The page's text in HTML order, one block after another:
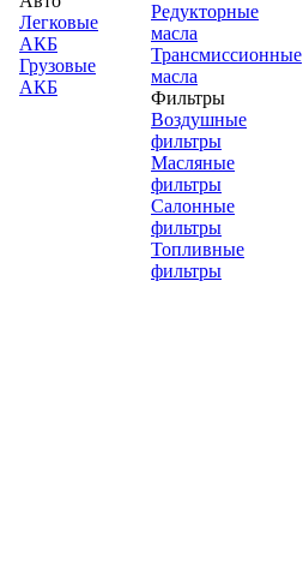
Легковые
АКБ
Грузовые
АКБ
Редукторные
масла
Трансмиссионные
масла
Фильтры
Воздушные
фильтры
Масляные
фильтры
Салонные
фильтры
Топливные
фильтры